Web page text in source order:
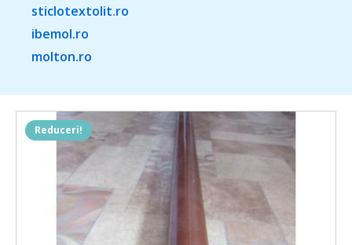
sticlotextolit.ro
ibemol.ro
molton.ro
Reduceri!